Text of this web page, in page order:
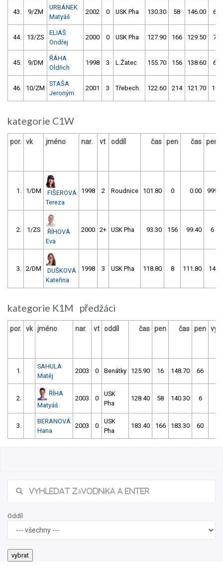
43. 9/ZM
URBÁNEK
Matyáš
2002 0 USK Pha 130.30 58 146.00 62
44. 13/ZS
ELIÁŠ
Ondřej
2000 0 USK Pha 127.90 166 129.50 70
45. 9/DM
ŘÁHA
Oldřich
1998 3 L.Žatec 155.70 156 138.60 62
46. 10/ZM
STAŠA
Jeroným
2001 3 Třebech. 122.60 214 121.70 108
kategorie C1W
por. vk jméno nar. vt oddíl čas pen čas pen
1. 1/DM
FIŠEROVÁ
Tereza
1998 2 Roudnice 101.80 0 0.00 999
2. 1/ZS
ŘÍHOVÁ
Eva
2000 2+ USK Pha 93.30 156 99.40 6
3. 2/DM
DUŠKOVÁ
Kateřina
1998 3 USK Pha 118.80 8 111.80 14
kategorie K1M předžáci
por. vk jméno nar. vt oddíl čas pen čas pen
1.
SAHULA
Matěj
2003 0 Benátky 125.90 16 148.70 66
2.
ŘÍHA
Matyáš
2003 0
USK
Pha
128.40 58 140.30 6
3.
BERANOVÁ
Hana
2003 0
USK
Pha
183.40 166 183.30 60
Oddíl